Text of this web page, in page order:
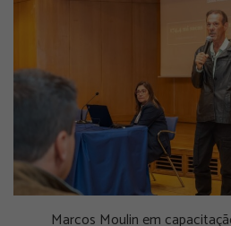
Marcos Moulin em